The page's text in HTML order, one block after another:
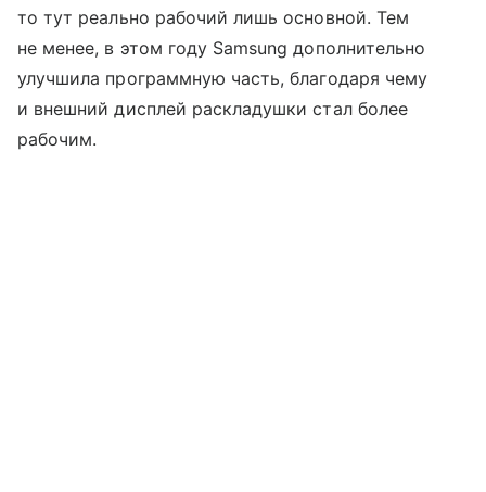
то тут реально рабочий лишь основной. Тем
не менее, в этом году Samsung дополнительно
улучшила программную часть, благодаря чему
и внешний дисплей раскладушки стал более
рабочим.